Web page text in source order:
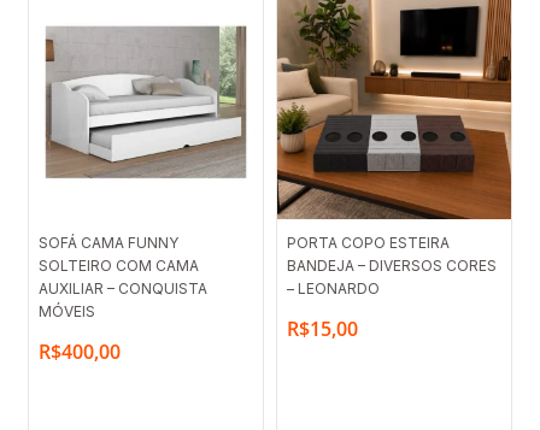
SOFÁ CAMA FUNNY
SOLTEIRO COM CAMA
AUXILIAR – CONQUISTA
MÓVEIS
R$400,00
PORTA COPO ESTEIRA
BANDEJA – DIVERSOS CORES
– LEONARDO
R$15,00